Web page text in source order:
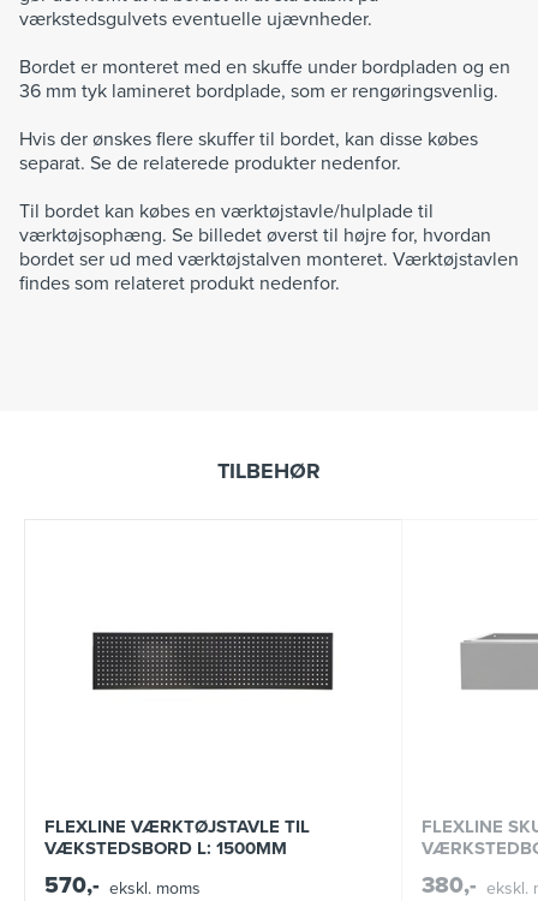
værkstedsgulvets eventuelle ujævnheder.
Bordet er monteret med en skuffe under bordpladen og en
36 mm tyk lamineret bordplade, som er rengøringsvenlig.
Hvis der ønskes flere skuffer til bordet, kan disse købes
separat. Se de relaterede produkter nedenfor.
Til bordet kan købes en værktøjstavle/hulplade til
værktøjsophæng. Se billedet øverst til højre for, hvordan
bordet ser ud med værktøjstalven monteret. Værktøjstavlen
findes som relateret produkt nedenfor.
TILBEHØR
FLEXLINE VÆRKTØJSTAVLE TIL
VÆKSTEDSBORD L: 1500MM
570,- ekskl. moms
FLEXLINE
380,- ekskl.